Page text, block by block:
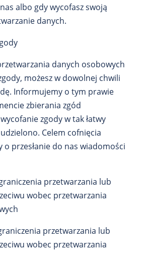
albo gdy wycofasz swoją
danych.
danych osobowych
możesz w dowolnej chwili
Informujemy o tym prawie
zbierania zgód
zgody w tak łatwy
Celem cofnięcia
o przesłanie do nas wiadomości
przetwarzania lub
wobec przetwarzania
przetwarzania lub
wobec przetwarzania